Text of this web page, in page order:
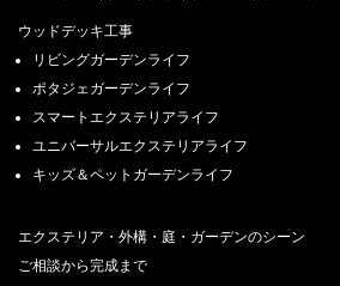
ウッドデッキ工事
リビングガーデンライフ
ポタジェガーデンライフ
スマートエクステリアライフ
ユニバーサルエクステリアライフ
キッズ＆ペットガーデンライフ
エクステリア・外構・庭・ガーデンのシーン
ご相談から完成まで